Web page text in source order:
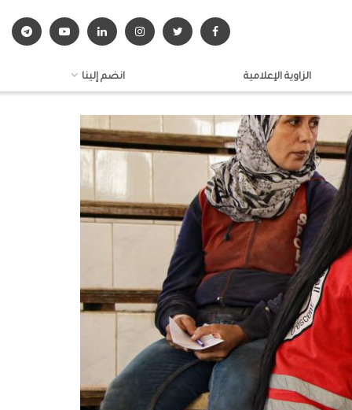
الزاوية الإعلامية انضم إلينا